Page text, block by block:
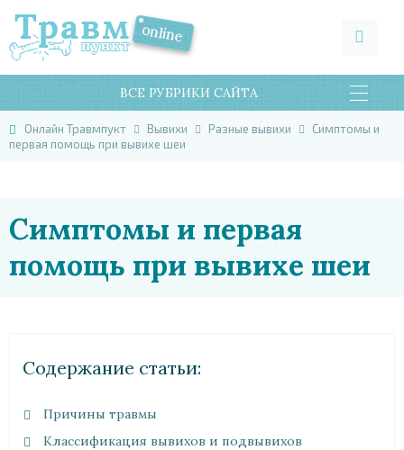
ВСЕ РУБРИКИ САЙТА
Онлайн Травмпукт Вывихи Разные вывихи
Симптомы и
первая помощь при вывихе шеи
Симптомы и первая
помощь при вывихе шеи
Cодержание статьи:
Причины травмы
Классификация вывихов и подвывихов